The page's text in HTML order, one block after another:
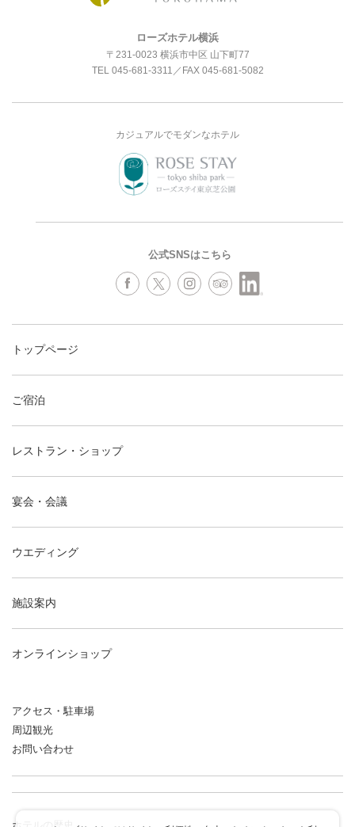
ローズホテル横浜
〒231-0023 横浜市中区 山下町77
TEL 045-681-3311 ／FAX 045-681-5082
カジュアルでモダンなホテル
公式SNSはこちら
トップページ
ご宿泊
レストラン・ショップ
宴会・会議
ウエディング
施設案内
オンラインショップ
アクセス・駐車場
周辺観光
お問い合わせ